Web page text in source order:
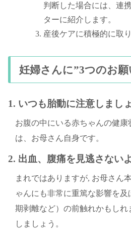
判断した場合には、連
ターに紹介します。
産後ケアに積極的に取
妊婦さんに”3つのお願
1. いつも胎動に注意しましょ
お腹の中にいる赤ちゃんの健
は、お母さん自身です。
2. 出血、腹痛を見逃さない
まれではありますが, お母さん
ゃんにも非常に重篤な影響を
期剥離など）の前触れかもしれ
しましょう。